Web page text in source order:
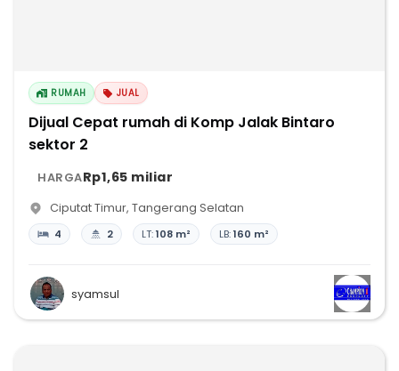
RUMAH JUAL
Dijual Cepat rumah di Komp Jalak Bintaro
sektor 2
HARGARp1,65 miliar
Ciputat Timur, Tangerang Selatan
4 2 LT:108 m² LB:160 m²
syamsul